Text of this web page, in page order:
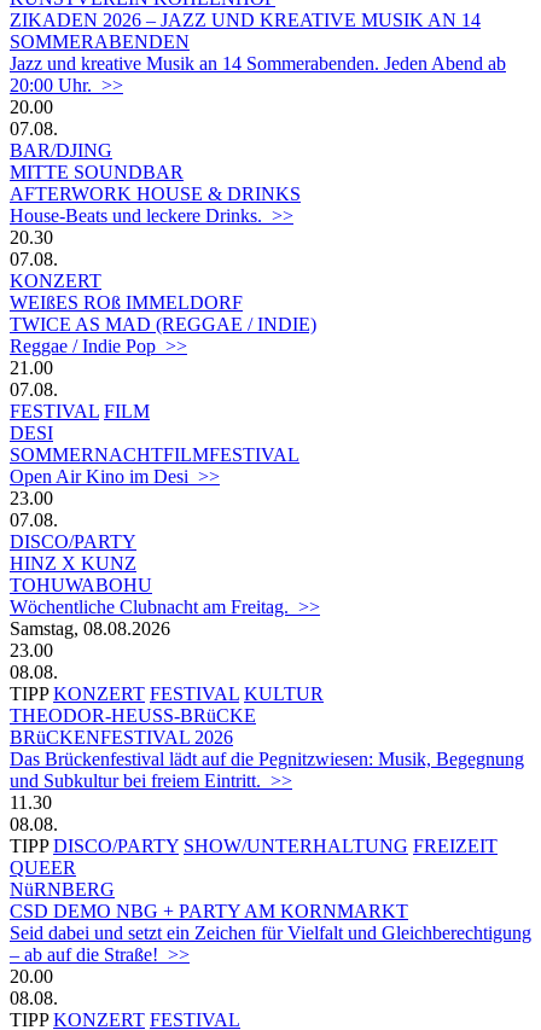
ZIKADEN 2026 – JAZZ UND KREATIVE MUSIK AN 14
SOMMERABENDEN
Jazz und kreative Musik an 14 Sommerabenden. Jeden Abend ab
20:00 Uhr. >>
20.00
07.08.
BAR/DJING
MITTE SOUNDBAR
AFTERWORK HOUSE & DRINKS
House-Beats und leckere Drinks. >>
20.30
07.08.
KONZERT
WEIßES ROß IMMELDORF
TWICE AS MAD (REGGAE / INDIE)
Reggae / Indie Pop >>
21.00
07.08.
FESTIVAL FILM
DESI
SOMMERNACHTFILMFESTIVAL
Open Air Kino im Desi >>
23.00
07.08.
DISCO/PARTY
HINZ X KUNZ
TOHUWABOHU
Wöchentliche Clubnacht am Freitag. >>
Samstag, 08.08.2026
23.00
08.08.
TIPP KONZERT FESTIVAL KULTUR
THEODOR-HEUSS-BRüCKE
BRüCKENFESTIVAL 2026
Das Brückenfestival lädt auf die Pegnitzwiesen: Musik, Begegnung
und Subkultur bei freiem Eintritt. >>
11.30
08.08.
TIPP DISCO/PARTY SHOW/UNTERHALTUNG FREIZEIT
QUEER
NüRNBERG
CSD DEMO NBG + PARTY AM KORNMARKT
Seid dabei und setzt ein Zeichen für Vielfalt und Gleichberechtigung
– ab auf die Straße! >>
20.00
08.08.
TIPP KONZERT FESTIVAL